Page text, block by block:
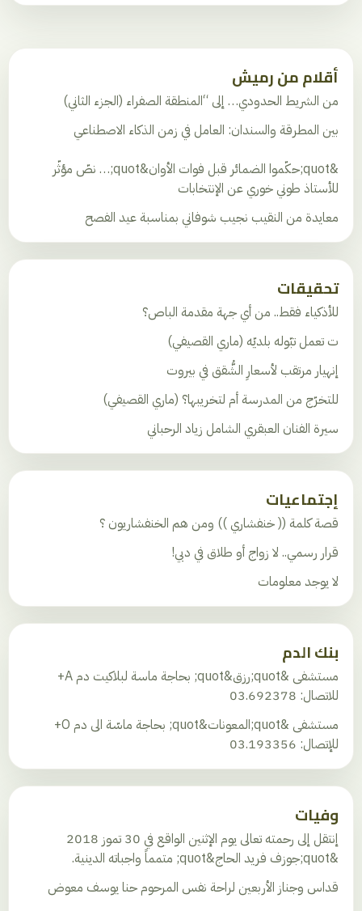
أقلام من رميش
من الشريط الحدودي… إلى “المنطقة الصفراء (الجزء الثاني)
بين المطرقة والسندان: العامل في زمن الذكاء الاصطناعي
&quot;حكّموا الضمائر قبل فوات الأوان&quot;… نصّ مؤثّر
للأستاذ طوني خوري عن الإنتخابات
معايدة من النقيب نجيب شوفاني بمناسبة عيد الفصح
تحقيقات
للأذكياء فقط.. من أي جهة مقدمة الباص؟
ت تعمل تبّوله بلديّه (ماري القصيفي)
إنهيار مرتقب لأسعارِ الشُّقق في بيروت
للتخرّج من المدرسة أم لتخريبها؟ (ماري القصيفي)
سيرة الفنان العبقري الشامل زياد الرحباني
إجتماعيات
قصة كلمة (( خنفشاري )) ومن هم الخنفشاريون ؟
قرار رسمي.. لا زواج أو طلاق في دبي!
لا يوجد معلومات
بنك الدم
مستشفى &quot;رزق&quot; بحاجة ماسة لبلاكيت دم A+
للاتصال: 03.692378
مستشفى &quot;المعونات&quot; بحاجة ماسّة الى دم O+
للإتصال: 03.193356
وفيات
إنتقل إلى رحمته تعالى يوم الإثنين الواقع في 30 تموز 2018
&quot;جوزف فريد الحاج&quot; متمماً واجباته الدينية.
قداس وجناز الأربعين لراحة نفس المرحوم حنا يوسف معوض